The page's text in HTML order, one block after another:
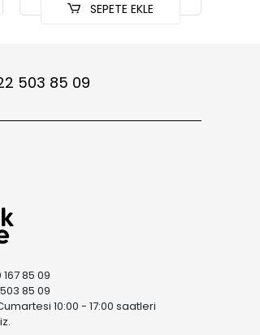
SEPETE EKLE
503 85 09
85 09
85 09
10:00 - 17:00 saatleri